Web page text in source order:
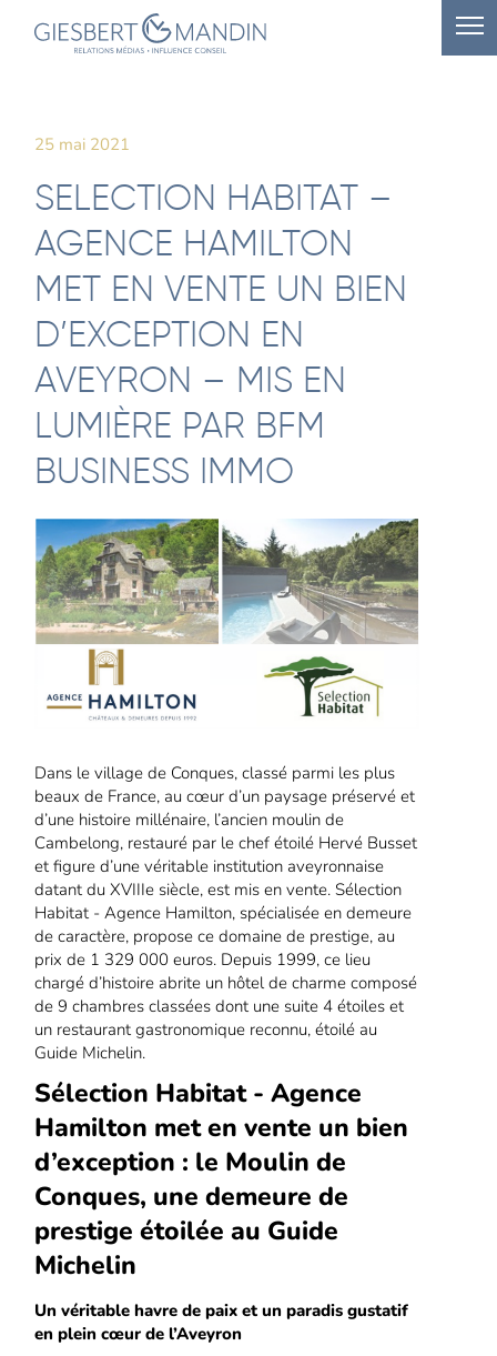
25 mai 2021
SELECTION HABITAT –
AGENCE HAMILTON
MET EN VENTE UN BIEN
D’EXCEPTION EN
AVEYRON – MIS EN
LUMIÈRE PAR BFM
BUSINESS IMMO
Dans le village de Conques, classé parmi les plus
beaux de France, au cœur d’un paysage préservé et
d’une histoire millénaire, l’ancien moulin de
Cambelong, restauré par le chef étoilé Hervé Busset
et figure d’une véritable institution aveyronnaise
datant du XVIIIe siècle, est mis en vente. Sélection
Habitat - Agence Hamilton, spécialisée en demeure
de caractère, propose ce domaine de prestige, au
prix de 1 329 000 euros. Depuis 1999, ce lieu
chargé d’histoire abrite un hôtel de charme composé
de 9 chambres classées dont une suite 4 étoiles et
un restaurant gastronomique reconnu, étoilé au
Guide Michelin.
Sélection Habitat - Agence
Hamilton met en vente un bien
d’exception : le Moulin de
Conques, une demeure de
prestige étoilée au Guide
Michelin
Un véritable havre de paix et un paradis gustatif
en plein cœur de l’Aveyron